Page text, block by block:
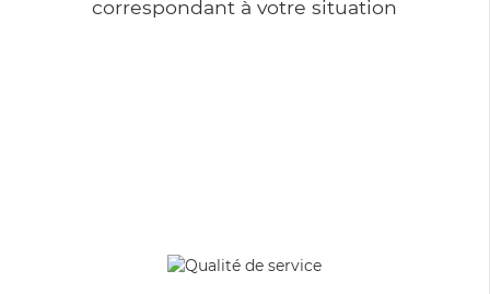
correspondant à votre situation